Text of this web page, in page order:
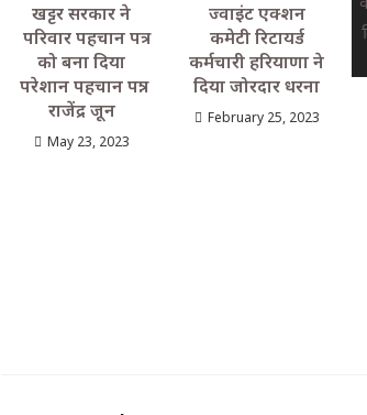
खट्टर सरकार ने
परिवार पहचान पत्र
को बना दिया
परेशान पहचान पत्र:
राजेंद्र जून
May 23, 2023
ज्वाइंट एक्शन
कमेटी रिटायर्ड
कर्मचारी हरियाणा ने
दिया जोरदार धरना
February 25, 2023